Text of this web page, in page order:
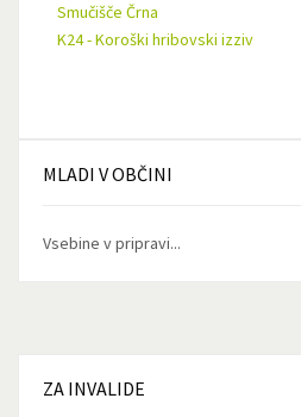
Smučišče Črna
K24 - Koroški hribovski izziv
MLADI V OBČINI
Vsebine v pripravi...
ZA INVALIDE